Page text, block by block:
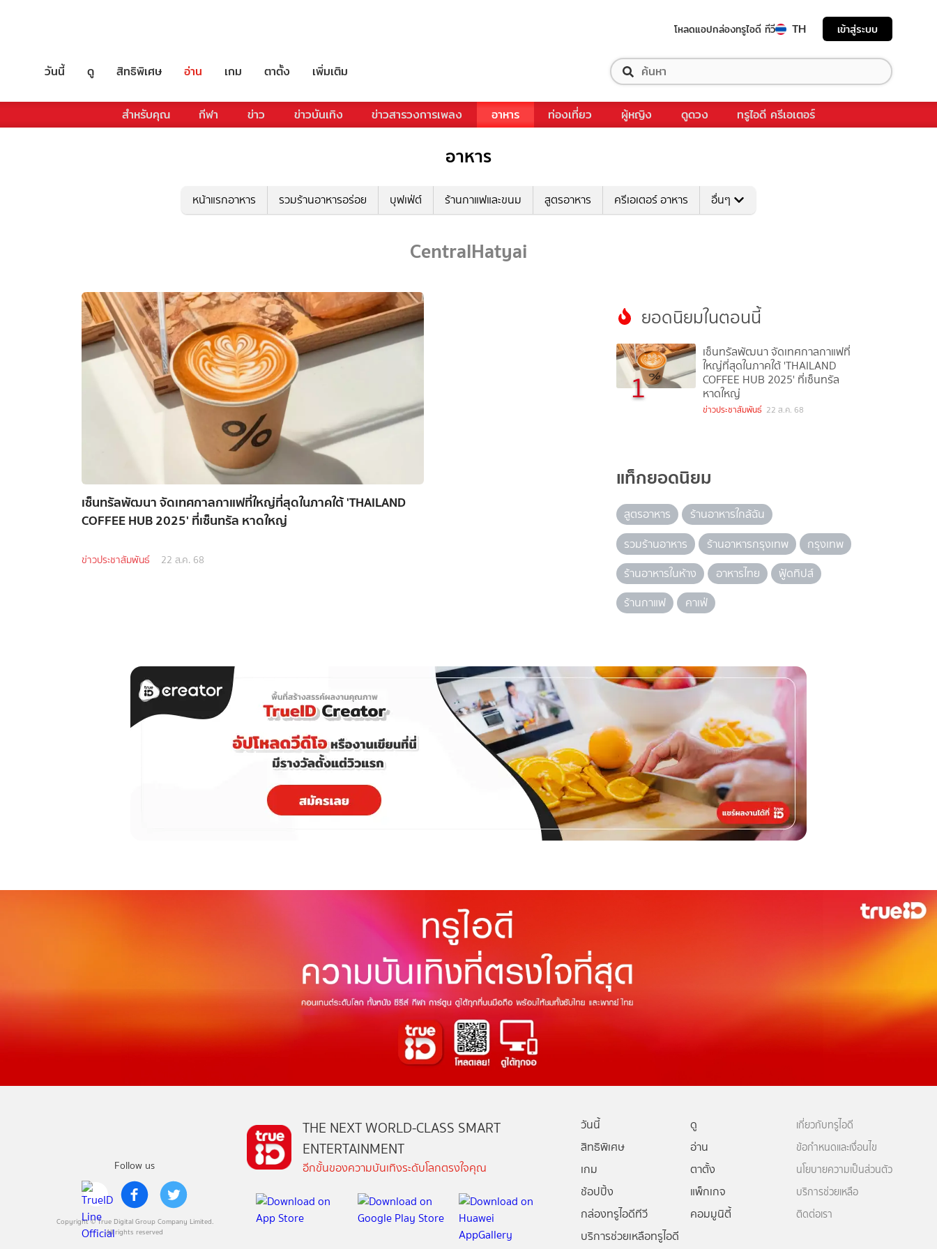
โหลดแอปกล่องทรูไอดี ทีวี TH เข้าสู่ระบบ
วันนี้ ดู สิทธิพิเศษ อ่าน เกม ตาตั้ง เพิ่มเติม
สำหรับคุณ กีฬา ข่าว ข่าวบันเทิง ข่าวสารวงการเพลง อาหาร ท่องเที่ยว ผู้หญิง ดูดวง ทรูไอดี ครีเอเตอร์
อาหาร
หน้าแรกอาหาร รวมร้านอาหารอร่อย บุฟเฟ่ต์ ร้านกาแฟและขนม สูตรอาหาร ครีเอเตอร์ อาหาร อื่นๆ
CentralHatyai
เซ็นทรัลพัฒนา จัดเทศกาลกาแฟที่ใหญ่ที่สุดในภาคใต้ 'THAILAND
COFFEE HUB 2025' ที่เซ็นทรัล หาดใหญ่
ข่าวประชาสัมพันธ์ 22 ส.ค. 68
ยอดนิยมในตอนนี้
1
เซ็นทรัลพัฒนา จัดเทศกาลกาแฟที่
ใหญ่ที่สุดในภาคใต้ 'THAILAND
COFFEE HUB 2025' ที่เซ็นทรัล
หาดใหญ่
ข่าวประชาสัมพันธ์ 22 ส.ค. 68
แท็กยอดนิยม
สูตรอาหาร
ร้านอาหารใกล้ฉัน
รวมร้านอาหาร
ร้านอาหารกรุงเทพ
กรุงเทพ
ร้านอาหารในห้าง
อาหารไทย
ฟู้ดทิปส์
ร้านกาแฟ
คาเฟ่
Follow us
Copyright © True Digital Group Company Limited.
All rights reserved
THE NEXT WORLD-CLASS SMART
ENTERTAINMENT
อีกขั้นของความบันเทิงระดับโลกตรงใจคุณ
วันนี้
ดู
สิทธิพิเศษ
อ่าน
เกม
ตาตั้ง
ช้อปปิ้ง
แพ็กเกจ
กล่องทรูไอดีทีวี
คอมมูนิตี้
บริการช่วยเหลือทรูไอดี
เกี่ยวกับทรูไอดี
ข้อกำหนดและเงื่อนไข
นโยบายความเป็นส่วนตัว
บริการช่วยเหลือ
ติดต่อเรา